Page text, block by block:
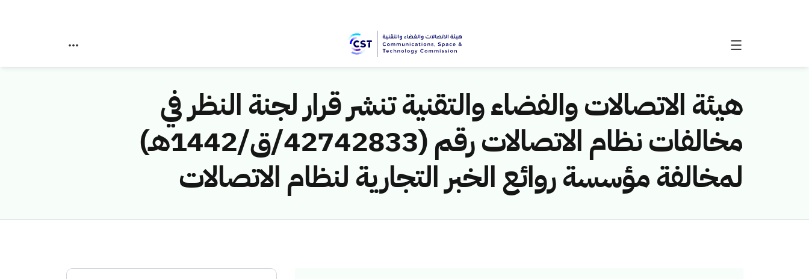
هيئة الاتصالات والفضاء والتقنية تنشر قرار لجنة النظر في
مخالفات نظام الاتصالات رقم (42742833/ق/1442هـ)
لمخالفة مؤسسة روائع الخبر التجارية لنظام الاتصالات